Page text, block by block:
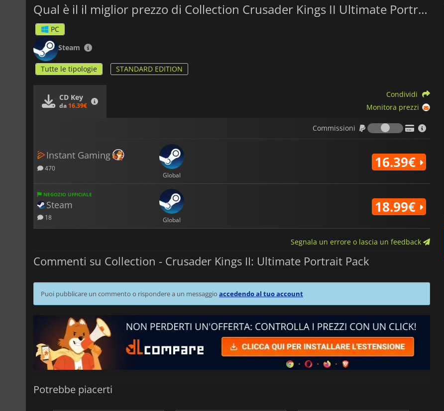
Qual è il il miglior prezzo di Collection Crusader Kings II Ultimate Portrait Pack?
PC
Steam
Tutte le tipologie STANDARD EDITION
CD Key
da 16.39€
Condividi
Monitora prezzi
Commissioni
Commissioni
Instant Gaming
470
Global
16.39€
NEGOZIO UFFICIALE
Steam
18 Global
18.99€
Segnala un errore o lascia un feedback
Commenti su Collection - Crusader Kings II: Ultimate Portrait Pack
Puoi pubblicare un commento o rispondere a un messaggio accedendo al tuo account
Potrebbe piacerti